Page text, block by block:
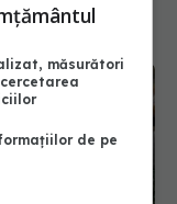
măsurători
de pe